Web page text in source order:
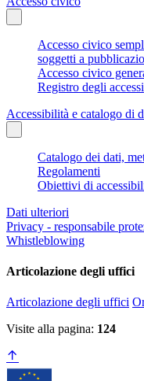
Accesso civico
soggetti a
Accesso civico
Registro degli accessi
Accessibilità e catalogo di
Catalogo dei dati,
Regolamenti
Obiettivi di
Dati ulteriori
Privacy - responsabile
Whistleblowing
Articolazione degli uffici
Articolazione degli uffici
Visite alla pagina: 124